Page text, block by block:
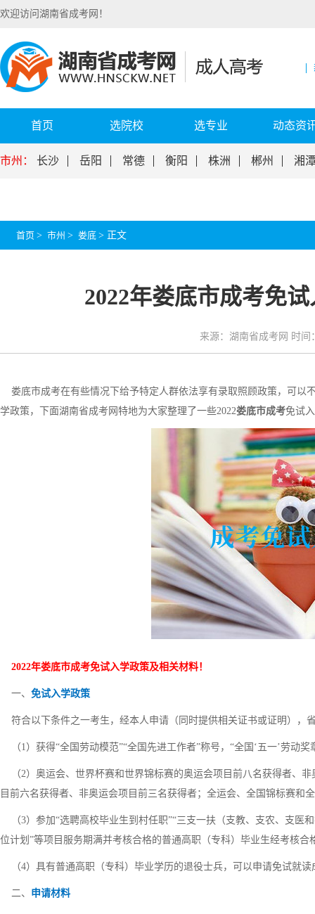
欢迎访问湖南省成考网！
首页 选院校 选专业 动态资
市州： 长沙 岳阳 常德 衡阳 株洲 郴州 湘
首页 > 市州 > 娄底 > 正文
2022年娄底市成考免
来源：湖南省成考网 时间
娄底市成考在有些情况下给予特定人群依法享有录取照顾政策，可以
学政策，下面湖南省成考网特地为大家整理了一些2022娄底市成考免试
2022年娄底市成考免试入学政策及相关材料！
一、 免试入学政策
符合以下条件之一考生，经本人申请（同时提供相关证书或证明），
（1）获得“全国劳动模范”“全国先进工作者”称号，“全国‘五一’劳动奖
（2）奥运会、世界杯赛和世界锦标赛的奥运会项目前八名获得者、
目前六名获得者、非奥运会项目前三名获得者；全运会、全国锦标赛和
（3）参加“选聘高校毕业生到村任职”“三支一扶（支教、支农、支医
位计划”等项目服务期满并考核合格的普通高职（专科）毕业生经考核合
（4）具有普通高职（专科）毕业学历的退役士兵，可以申请免试就读
二、 申请材料